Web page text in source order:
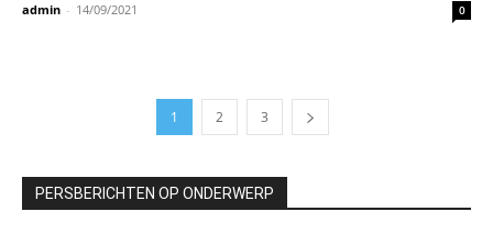
admin - 14/09/2021 0
1 2 3
PERSBERICHTEN OP ONDERWERP